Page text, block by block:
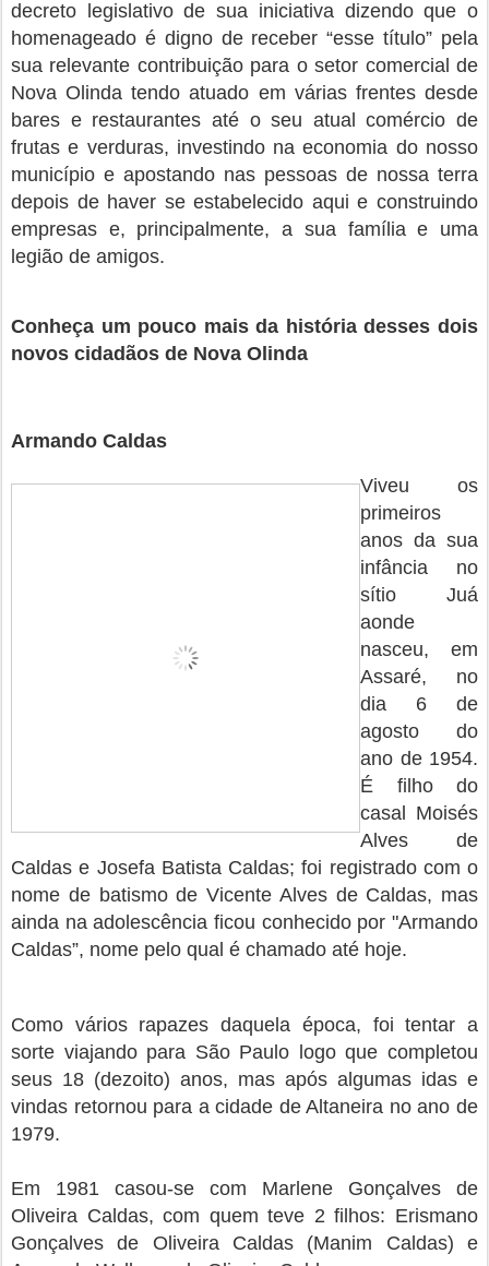
decreto legislativo de sua iniciativa dizendo que o
homenageado é digno de receber “esse título” pela
sua relevante contribuição para o setor comercial de
Nova Olinda tendo atuado em várias frentes desde
bares e restaurantes até o seu atual comércio de
frutas e verduras, investindo na economia do nosso
município e apostando nas pessoas de nossa terra
depois de haver se estabelecido aqui e construindo
empresas e, principalmente, a sua família e uma
legião de amigos.
Conheça um pouco mais da história desses dois
novos cidadãos de Nova Olinda
Armando Caldas
Viveu os
primeiros
anos da sua
infância no
sítio Juá
aonde
nasceu, em
Assaré, no
dia 6 de
agosto do
ano de 1954.
É filho do
casal Moisés
Alves de
Caldas e Josefa Batista Caldas; foi registrado com o
nome de batismo de Vicente Alves de Caldas, mas
ainda na adolescência ficou conhecido por "Armando
Caldas”, nome pelo qual é chamado até hoje.
Como vários rapazes daquela época, foi tentar a
sorte viajando para São Paulo logo que completou
seus 18 (dezoito) anos, mas após algumas idas e
vindas retornou para a cidade de Altaneira no ano de
1979.
Em 1981 casou-se com Marlene Gonçalves de
Oliveira Caldas, com quem teve 2 filhos: Erismano
Gonçalves de Oliveira Caldas (Manim Caldas) e